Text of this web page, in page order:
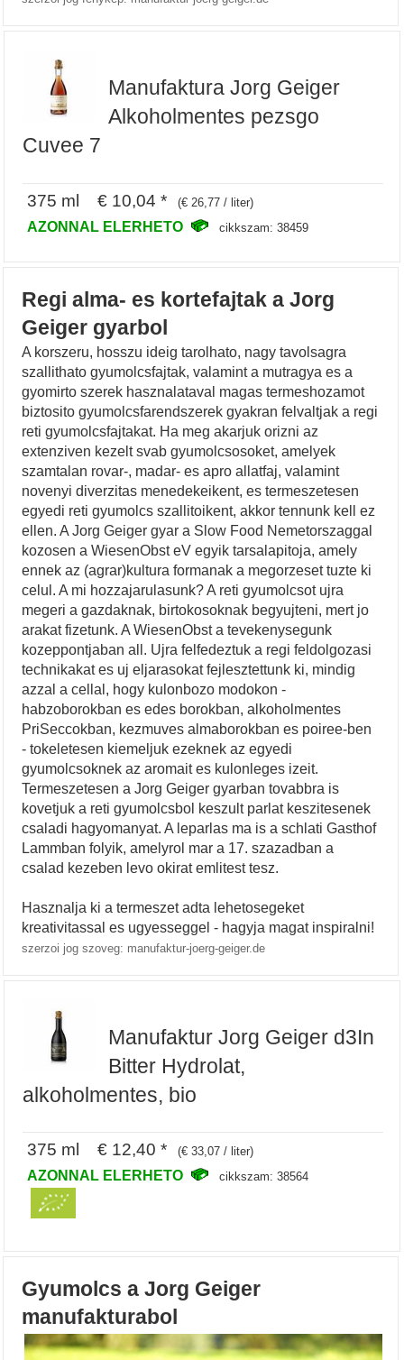
Manufaktura Jorg Geiger
Alkoholmentes pezsgo
Cuvee 7
375 ml € 10,04 * (€ 26,77 / liter)
AZONNAL ELERHETO cikkszam: 38459
Regi alma- es kortefajtak a Jorg
Geiger gyarbol
A korszeru, hosszu ideig tarolhato, nagy tavolsagra
szallithato gyumolcsfajtak, valamint a mutragya es a
gyomirto szerek hasznalataval magas termeshozamot
biztosito gyumolcsfarendszerek gyakran felvaltjak a regi
reti gyumolcsfajtakat. Ha meg akarjuk orizni az
extenziven kezelt svab gyumolcsosoket, amelyek
szamtalan rovar-, madar- es apro allatfaj, valamint
novenyi diverzitas menedekeikent, es termeszetesen
egyedi reti gyumolcs szallitoikent, akkor tennunk kell ez
ellen. A Jorg Geiger gyar a Slow Food Nemetorszaggal
kozosen a WiesenObst eV egyik tarsalapitoja, amely
ennek az (agrar)kultura formanak a megorzeset tuzte ki
celul. A mi hozzajarulasunk? A reti gyumolcsot ujra
megeri a gazdaknak, birtokosoknak begyujteni, mert jo
arakat fizetunk. A WiesenObst a tevekenysegunk
kozeppontjaban all. Ujra felfedeztuk a regi feldolgozasi
technikakat es uj eljarasokat fejlesztettunk ki, mindig
azzal a cellal, hogy kulonbozo modokon -
habzoborokban es edes borokban, alkoholmentes
PriSeccokban, kezmuves almaborokban es poiree-ben
- tokeletesen kiemeljuk ezeknek az egyedi
gyumolcsoknek az aromait es kulonleges izeit.
Termeszetesen a Jorg Geiger gyarban tovabbra is
kovetjuk a reti gyumolcsbol keszult parlat keszitesenek
csaladi hagyomanyat. A leparlas ma is a schlati Gasthof
Lammban folyik, amelyrol mar a 17. szazadban a
csalad kezeben levo okirat emlitest tesz.
Hasznalja ki a termeszet adta lehetosegeket
kreativitassal es ugyesseggel - hagyja magat inspiralni!
szerzoi jog szoveg: manufaktur-joerg-geiger.de
Manufaktur Jorg Geiger d3In
Bitter Hydrolat,
alkoholmentes, bio
375 ml € 12,40 * (€ 33,07 / liter)
AZONNAL ELERHETO cikkszam: 38564
Gyumolcs a Jorg Geiger
manufakturabol